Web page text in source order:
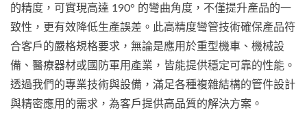
的精度，可實現高達 190° 的彎曲角度，不僅提升產品的一
致性，更有效降低生產誤差。此高精度彎管技術確保產品符
合客戶的嚴格規格要求，無論是應用於重型機車、機械設
備、醫療器材或國防軍用產業，皆能提供穩定可靠的性能。
透過我們的專業技術與設備，滿足各種複雜結構的管件設計
與精密應用的需求，為客戶提供高品質的解決方案。